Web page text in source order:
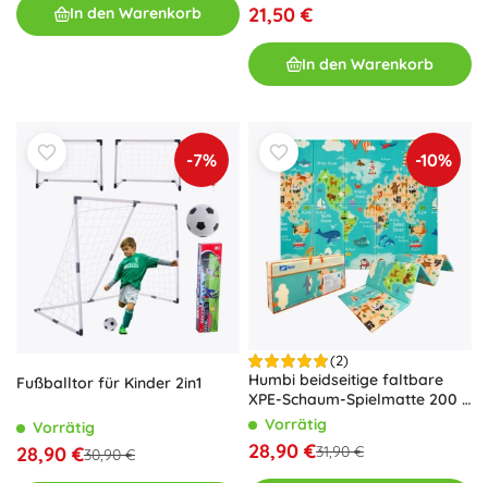
In den Warenkorb 21,50 €
In den Warenkorb
-7%
Fußballtor für Kinder 2in1
Vorrätig
28,90 €30,90 €
-10%
(2)
Humbi beidseitige faltbare
XPE-Schaum-Spielmatte 200 ×
180 × 1 cm Weltkarte und
Vorrätig
28,90 €31,90 €